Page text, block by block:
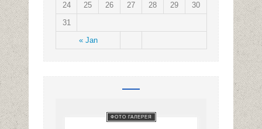
« Jan
24
25 26 27 28 29
30
31
ФОТО ГАЛЕРЕЯ